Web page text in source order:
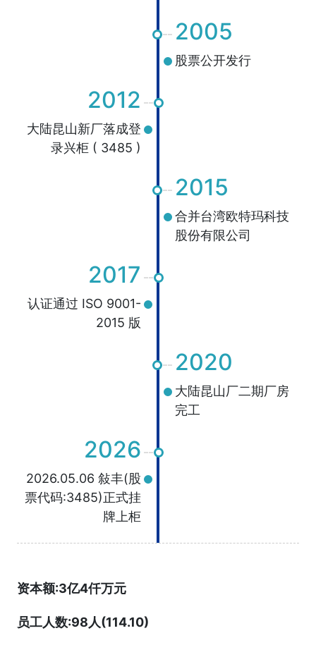
2005
股票公开发行
2012
大陆昆山新厂落成登
录兴柜 ( 3485 )
2015
合并台湾欧特玛科技
股份有限公司
2017
认证通过 ISO 9001-
2015 版
2020
大陆昆山厂二期厂房
完工
2026
2026.05.06 敍丰(股
票代码:3485)正式挂
牌上柜
资本额:3亿4仟万元
员工人数:98人(114.10)